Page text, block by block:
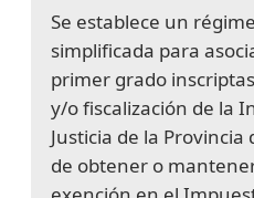
Se establece un
simplificada para
primer grado
y/o fiscalización de la
Justicia de la
de obtener o